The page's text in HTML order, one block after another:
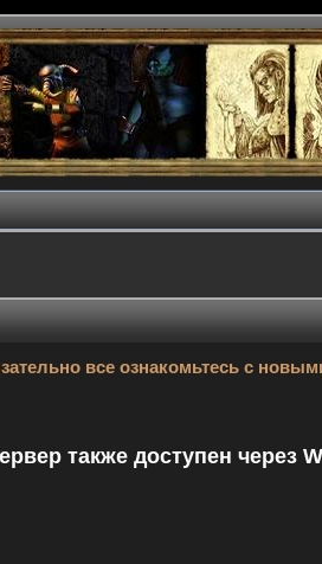
все ознакомьтесь с
также доступен через